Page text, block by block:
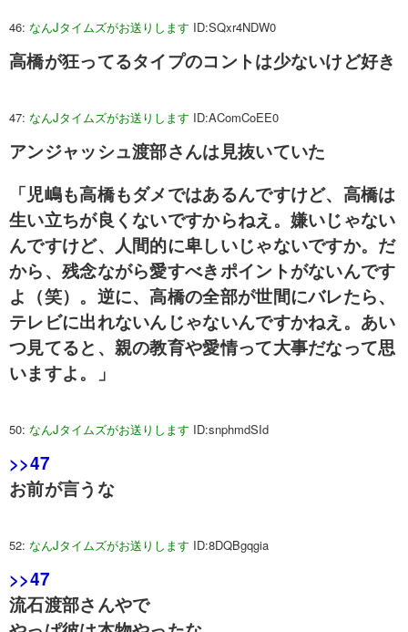
46: なんJタイムズがお送りします ID:SQxr4NDW0
高橋が狂ってるタイプのコントは少ないけど好き
47: なんJタイムズがお送りします ID:AComCoEE0
アンジャッシュ渡部さんは見抜いていた
「児嶋も高橋もダメではあるんですけど、高橋は
生い立ちが良くないですからねえ。嫌いじゃない
んですけど、人間的に卑しいじゃないですか。だ
から、残念ながら愛すべきポイントがないんです
よ（笑）。逆に、高橋の全部が世間にバレたら、
テレビに出れないんじゃないんですかねえ。あい
つ見てると、親の教育や愛情って大事だなって思
いますよ。」
50: なんJタイムズがお送りします ID:snphmdSId
>>47
お前が言うな
52: なんJタイムズがお送りします ID:8DQBgqgia
>>47
流石渡部さんやで